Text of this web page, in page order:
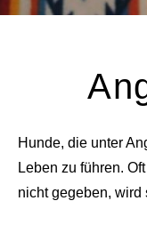
Hunde, die unter
Leben zu führen.
nicht gegeben,